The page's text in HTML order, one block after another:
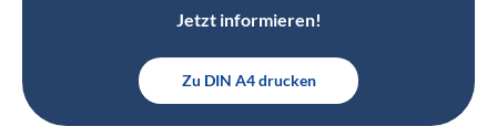
Jetzt informieren!
Zu DIN A4 drucken